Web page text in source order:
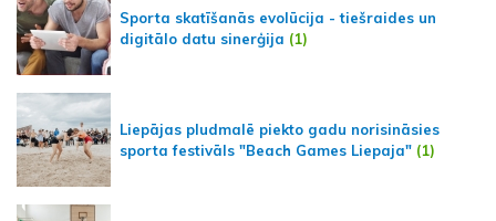
Sporta skatīšanās evolūcija - tiešraides un
digitālo datu sinerģija (1)
Liepājas pludmalē piekto gadu norisināsies
sporta festivāls "Beach Games Liepaja" (1)